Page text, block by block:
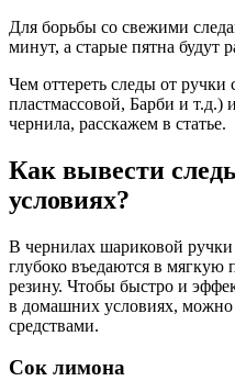
Для борьбы со свежими
минут, а старые пятна будут
Чем оттереть следы от ручки
пластмассовой, Барби и т.д.)
чернила, расскажем в статье.
Как вывести
условиях?
В чернилах шариковой ручки
глубоко въедаются в мягкую
резину. Чтобы быстро и
в домашних условиях, можно
средствами.
Сок лимона